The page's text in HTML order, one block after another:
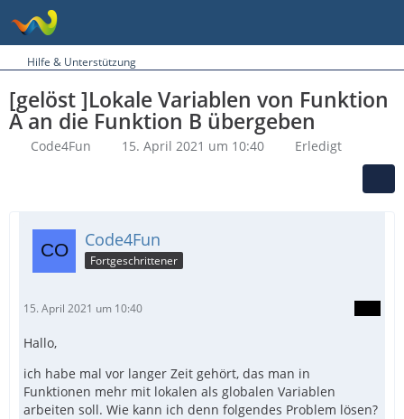
Hilfe & Unterstützung
[gelöst ]Lokale Variablen von Funktion
A an die Funktion B übergeben
Code4Fun 15. April 2021 um 10:40 Erledigt
Code4Fun
Fortgeschrittener
15. April 2021 um 10:40
Hallo,
ich habe mal vor langer Zeit gehört, das man in
Funktionen mehr mit lokalen als globalen Variablen
arbeiten soll. Wie kann ich denn folgendes Problem lösen?